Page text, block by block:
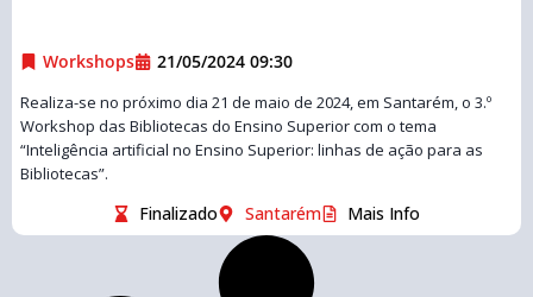
Workshops 21/05/2024 09:30
Realiza-se no próximo dia 21 de maio de 2024, em Santarém, o 3.º
Workshop das Bibliotecas do Ensino Superior com o tema
“Inteligência artificial no Ensino Superior: linhas de ação para as
Bibliotecas”.
Finalizado Santarém Mais Info